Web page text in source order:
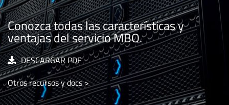
Conozca todas las características y
ventajas del servicio MBO.
DESCARGAR PDF
Otros recursos y docs >